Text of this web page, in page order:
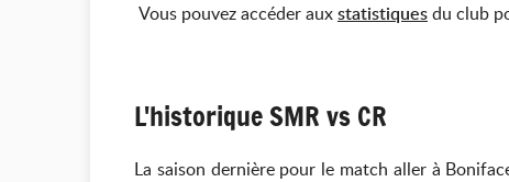
Vous pouvez accéder auxstatistiquesdu club
L'historique SMR vs CR
La saison dernière pour le match aller à